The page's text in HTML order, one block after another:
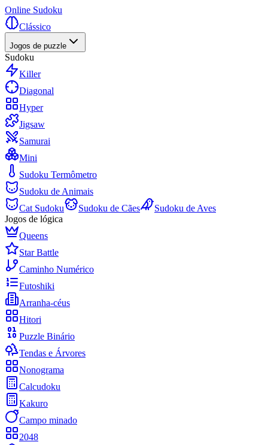
Online Sudoku
Clássico
Jogos de puzzle
Sudoku
Killer
Diagonal
Hyper
Jigsaw
Samurai
Mini
Sudoku Termômetro
Sudoku de Animais
Cat Sudoku
Sudoku de Cães
Sudoku de Aves
Jogos de lógica
Queens
Star Battle
Caminho Numérico
Futoshiki
Arranha-céus
Hitori
Puzzle Binário
Tendas e Árvores
Nonograma
Calcudoku
Kakuro
Campo minado
2048